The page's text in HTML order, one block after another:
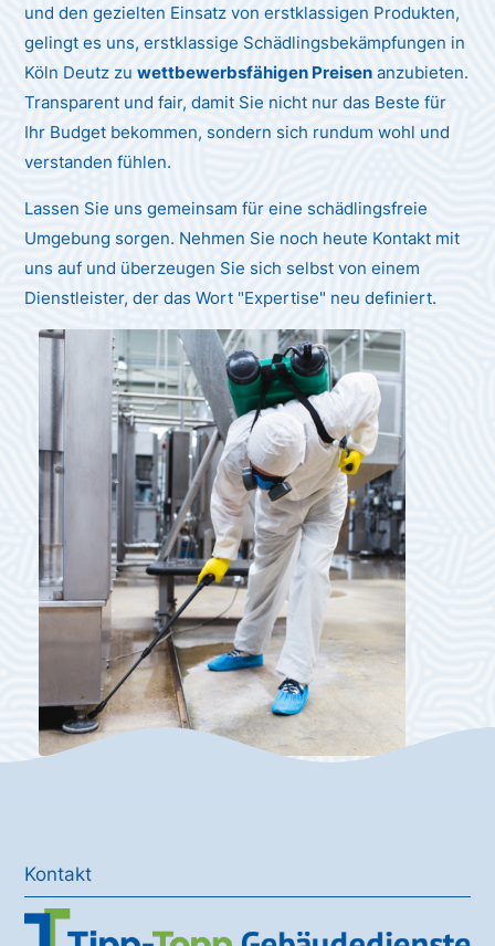
und den gezielten Einsatz von erstklassigen Produkten,
gelingt es uns, erstklassige Schädlingsbekämpfungen in
Köln Deutz zuwettbewerbsfähigen Preisen anzubieten.
Transparent und fair, damit Sie nicht nur das Beste für
Ihr Budget bekommen, sondern sich rundum wohl und
verstanden fühlen.
Lassen Sie uns gemeinsam für eine schädlingsfreie
Umgebung sorgen. Nehmen Sie noch heute Kontakt mit
uns auf und überzeugen Sie sich selbst von einem
Dienstleister, der das Wort "Expertise" neu definiert.
Kontakt